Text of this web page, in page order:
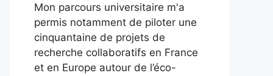
Mon parcours universitaire m'a
permis notamment de piloter une
cinquantaine de projets de
recherche collaboratifs en France
et en Europe autour de l’éco-